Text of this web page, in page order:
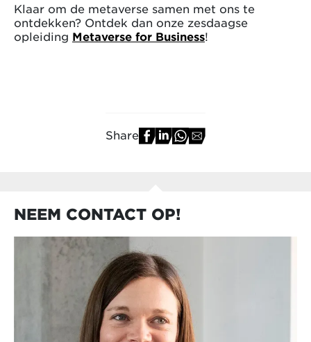
Klaar om de metaverse samen met ons te
ontdekken? Ontdek dan onze zesdaagse
opleiding Metaverse for Business!
Share
NEEM CONTACT OP!